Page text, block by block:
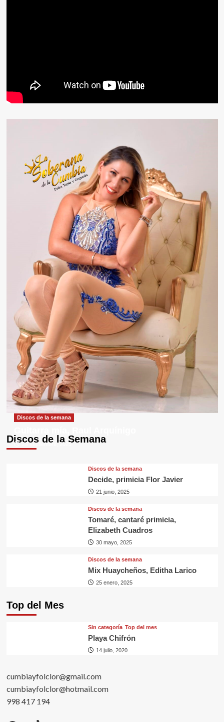
Discos de la Semana
Discos de la semana
29 septiembre, 2025
Discos de la semana
Decide, primicia Flor Javier
21 junio, 2025
Discos de la semana
Tomaré, cantaré primicia,
Elizabeth Cuadros
30 mayo, 2025
Discos de la semana
Mix Huaycheños, Editha Larico
25 enero, 2025
Top del Mes
Sin categorí­a Top del mes
Playa Chifrón
14 julio, 2020
cumbiayfolclor@gmail.com
cumbiayfolclor@hotmail.com
998 417 194